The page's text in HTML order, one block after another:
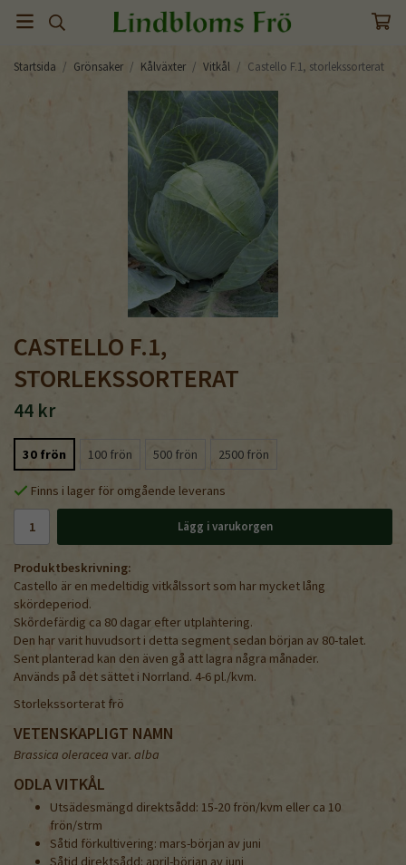
Startsida / Grönsaker / Kålväxter / Vitkål / Castello F.1, storlekssorterat
CASTELLO F.1,
STORLEKSSORTERAT
44 kr
30 frön 100 frön 500 frön 2500 frön
Finns i lager för omgående leverans
Lägg i varukorgen
Produktbeskrivning:
Castello är en medeltidig vitkålssort som har mycket lång
skördeperiod.
Skördefärdig ca 80 dagar efter utplantering.
Den har varit huvudsort i detta segment sedan början av 80-talet.
Sent planterad kan den även gå att lagra några månader.
Används på det sättet i Norrland. 4-6 pl./kvm.
Storlekssorterat frö
VETENSKAPLIGT NAMN
Brassica oleracea var. alba
ODLA VITKÅL
Utsädesmängd direktsådd: 15-20 frön/kvm eller ca 10
frön/strm
Såtid förkultivering: mars-början av juni
Såtid direktsådd: april-början av juni